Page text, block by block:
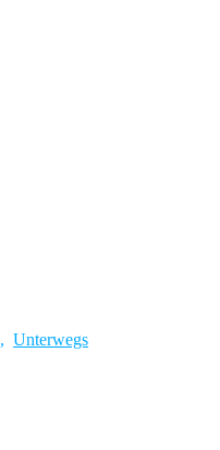
, Unterwegs